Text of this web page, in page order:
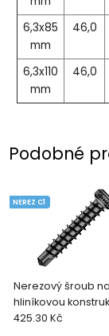
6,3x85
mm
46,0
6,3x110
mm
46,0
Podobné
Nerezový šroub na
hliníkovou
černý (100 ks),
NEREZ C1
425.30 Kč